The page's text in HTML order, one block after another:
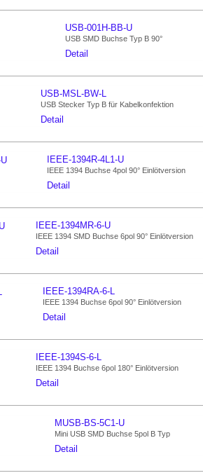
USB-001H-BB-U
USB SMD Buchse Typ B 90°
Detail
USB-MSL-BW-L
USB Stecker Typ B für Kabelkonfektion
Detail
IEEE-1394R-4L1-U
IEEE 1394 Buchse 4pol 90° Einlötversion
Detail
IEEE-1394MR-6-U
IEEE 1394 SMD Buchse 6pol 90° Einlötversion
Detail
IEEE-1394RA-6-L
IEEE 1394 Buchse 6pol 90° Einlötversion
Detail
IEEE-1394S-6-L
IEEE 1394 Buchse 6pol 180° Einlötversion
Detail
MUSB-BS-5C1-U
Mini USB SMD Buchse 5pol B Typ
Detail